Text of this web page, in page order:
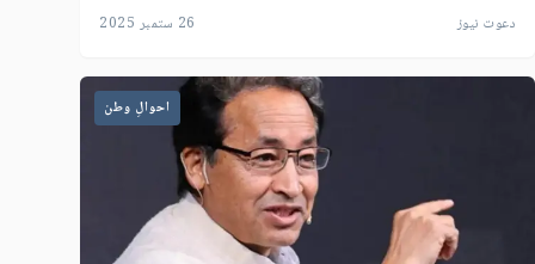
دعوت نیوز 26 ستمبر 2025
احوالِ وطن